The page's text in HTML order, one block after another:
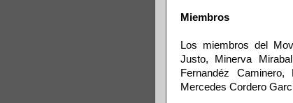
Miembros
Los miembros del
Justo, Minerva
Fernandéz
Mercedes Cordero